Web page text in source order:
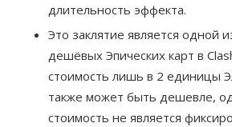
длительность эффекта.
Это заклятие является одной
дешёвых Эпических карт в
стоимость лишь в 2 единицы
также может быть дешевле,
стоимость не является